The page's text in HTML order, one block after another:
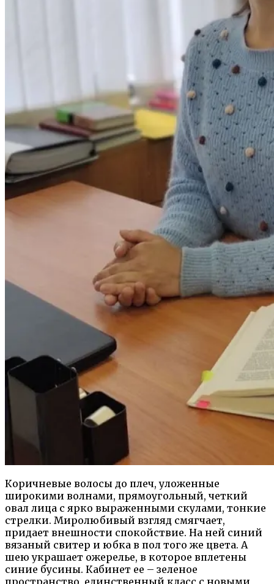
Коричневые волосы до плеч, уложенные
широкими волнами, прямоугольный, четкий
овал лица с ярко выраженными скулами, тонкие
стрелки. Миролюбивый взгляд смягчает,
придает внешности спокойствие. На ней синий
вязаный свитер и юбка в пол того же цвета. А
шею украшает ожерелье, в которое вплетены
синие бусины. Кабинет ее – зеленое
пространство, единственный класс с новыми